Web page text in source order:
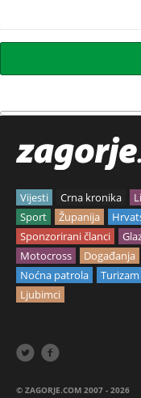
Vijesti Crna kronika
Sport
Županija
Sponzorirani članci
Motocross
Događanja
Noćna patrola
Turizam
Ljubimci
 
© ZAGORJE.COM 2007 - 2026